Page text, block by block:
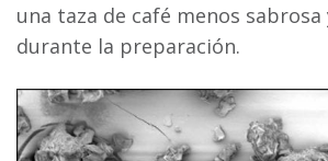
una taza de café menos
durante la preparación.